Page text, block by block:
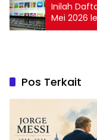
Inilah
Mei 2026
Pos Terkait